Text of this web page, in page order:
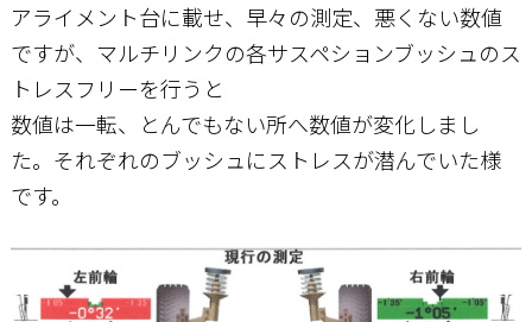
アライメント台に載せ、早々の測定、悪くない数値
ですが、マルチリンクの各サスペションブッシュのス
トレスフリーを行うと
数値は一転、とんでもない所へ数値が変化しまし
た。それぞれのブッシュにストレスが潜んでいた様
です。